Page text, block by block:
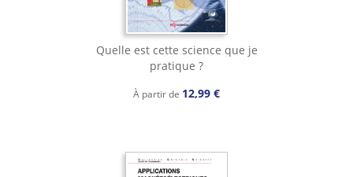
Quelle est cette science que je
pratique ?
À partir de 12,99 €